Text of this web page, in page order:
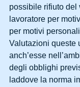
possibile rifiuto del
lavoratore per
per motivi
Valutazioni queste
anch’esse
degli obblighi
laddove la norma